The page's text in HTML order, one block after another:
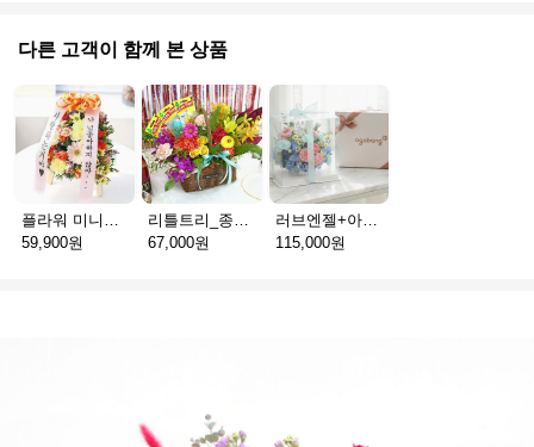
다른 고객이 함께 본 상품
플라워 미니화환 A(서울)
59,900원
리틀트리_종이방향제(서울)
67,000원
러브엔젤+아가방딸랑이(서울)
115,000원